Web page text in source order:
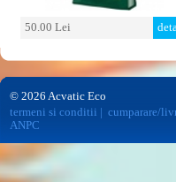
50.00 Lei
© 2026 Acvatic Eco
termeni si conditii
cumparare/
ANPC